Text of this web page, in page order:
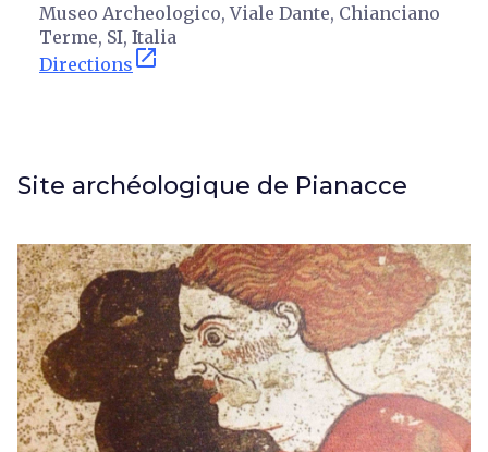
Museo Archeologico, Viale Dante, Chianciano
Terme, SI, Italia
Directions open_in_new
Site archéologique de Pianacce